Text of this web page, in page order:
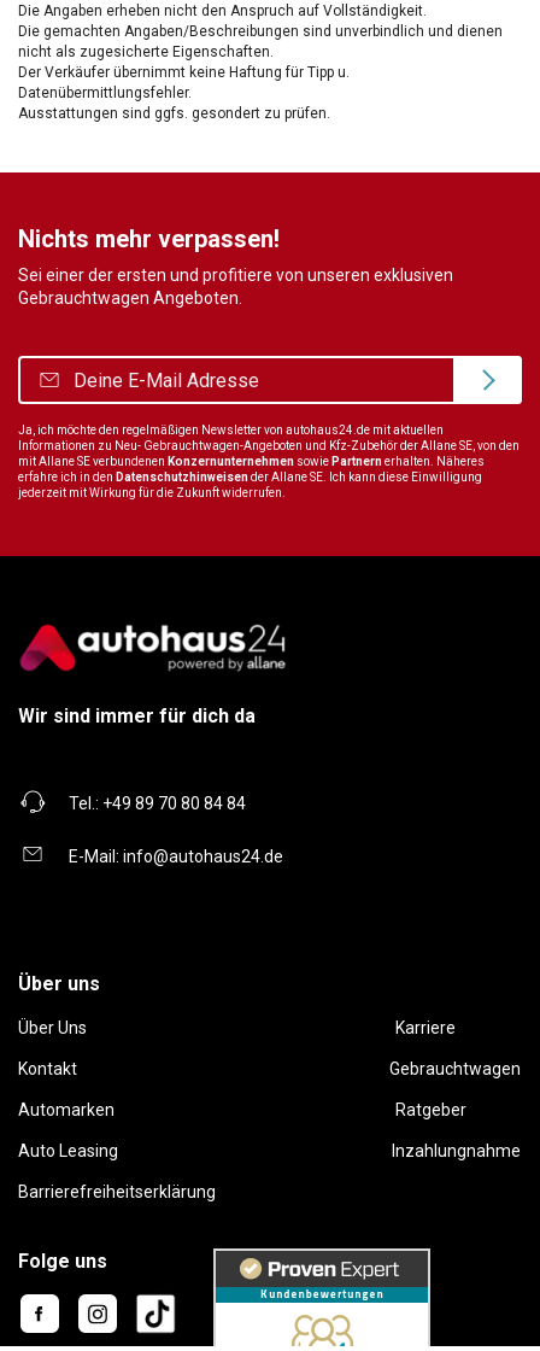
Die Angaben erheben nicht den Anspruch auf Vollständigkeit.
Die gemachten Angaben/Beschreibungen sind unverbindlich und dienen
nicht als zugesicherte Eigenschaften.
Der Verkäufer übernimmt keine Haftung für Tipp u.
Datenübermittlungsfehler.
Ausstattungen sind ggfs. gesondert zu prüfen.
Nichts mehr verpassen!
Sei einer der ersten und profitiere von unseren exklusiven
Gebrauchtwagen Angeboten.
Ja, ich möchte den regelmäßigen Newsletter von autohaus24.de mit aktuellen
Informationen zu Neu- Gebrauchtwagen-Angeboten und Kfz-Zubehör der Allane SE, von den
mit Allane SE verbundenen Konzernunternehmen sowie Partnernerhalten. Näheres
erfahre ich in den Datenschutzhinweisender Allane SE. Ich kann diese Einwilligung
jederzeit mit Wirkung für die Zukunft widerrufen.
Wir sind immer für dich da
Tel.: +49 89 70 80 84 84
E-Mail: info@autohaus24.de
Über uns
Über Uns Karriere
Kontakt Gebrauchtwagen
Automarken Ratgeber
Auto Leasing Inzahlungnahme
Barrierefreiheitserklärung
Folge uns